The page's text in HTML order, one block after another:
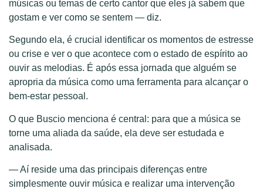
músicas ou temas de certo cantor que eles já sabem que
gostam e ver como se sentem — diz.
Segundo ela, é crucial identificar os momentos de estresse
ou crise e ver o que acontece com o estado de espírito ao
ouvir as melodias. É após essa jornada que alguém se
apropria da música como uma ferramenta para alcançar o
bem-estar pessoal.
O que Buscio menciona é central: para que a música se
torne uma aliada da saúde, ela deve ser estudada e
analisada.
— Aí reside uma das principais diferenças entre
simplesmente ouvir música e realizar uma intervenção